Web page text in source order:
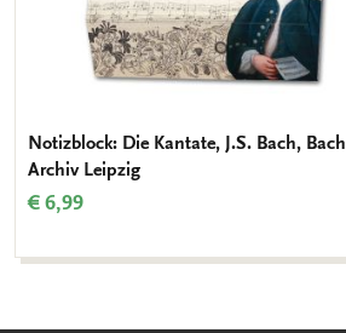
Notizblock: Die Kantate, J.S. Bach, Bach
Archiv Leipzig
€ 6,99